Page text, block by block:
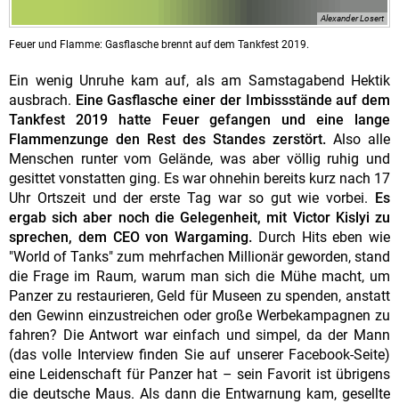
Alexander Losert
Feuer und Flamme: Gasflasche brennt auf dem Tankfest 2019.
Ein wenig Unruhe kam auf, als am Samstagabend Hektik
ausbrach. Eine Gasflasche einer der Imbissstände auf dem
Tankfest 2019 hatte Feuer gefangen und eine lange
Flammenzunge den Rest des Standes zerstört. Also alle
Menschen runter vom Gelände, was aber völlig ruhig und
gesittet vonstatten ging. Es war ohnehin bereits kurz nach 17
Uhr Ortszeit und der erste Tag war so gut wie vorbei.
Es
ergab sich aber noch die Gelegenheit, mit Victor Kislyi zu
sprechen, dem CEO von Wargaming. Durch Hits eben wie
"World of Tanks" zum mehrfachen Millionär geworden, stand
die Frage im Raum, warum man sich die Mühe macht, um
Panzer zu restaurieren, Geld für Museen zu spenden, anstatt
den Gewinn einzustreichen oder große Werbekampagnen zu
fahren? Die Antwort war einfach und simpel, da der Mann
(das volle Interview finden Sie auf unserer Facebook-Seite)
eine Leidenschaft für Panzer hat – sein Favorit ist übrigens
die deutsche Maus. Als dann die Entwarnung kam, gesellte